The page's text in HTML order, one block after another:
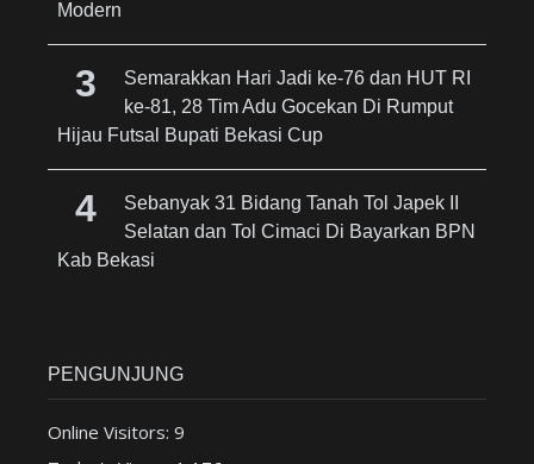
Modern
Semarakkan Hari Jadi ke-76 dan HUT RI
ke-81, 28 Tim Adu Gocekan Di Rumput
Hijau Futsal Bupati Bekasi Cup
Sebanyak 31 Bidang Tanah Tol Japek II
Selatan dan Tol Cimaci Di Bayarkan BPN
Kab Bekasi
PENGUNJUNG
Online Visitors: 9